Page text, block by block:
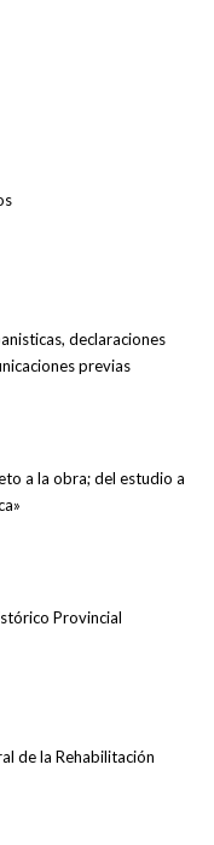
declaraciones
previas
a la obra; del estudio a
Provincial
de la Rehabilitación